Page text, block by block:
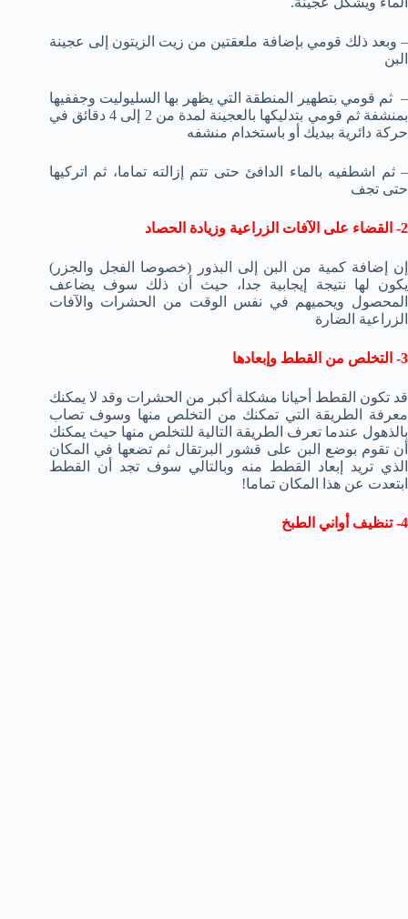
– وبعد ذلك قومي بإضافة ملعقتين من زيت الزيتون إلى عجينة
البن
– ثم قومي بتطهير المنطقة التي يظهر بها السليوليت وجففيها
بمنشفة ثم قومي بتدليكها بالعجينة لمدة من 2 إلى 4 دقائق في
حركة دائرية بيديك أو باستخدام منشفه
– ثم اشطفيه بالماء الدافئ حتى تتم إزالته تماما، ثم اتركيها
حتى تجف
2- القضاء على الآفات الزراعية وزيادة الحصاد
إن إضافة كمية من البن إلى البذور (خصوصا الفجل والجزر)
يكون لها نتيجة إيجابية جدا، حيث أن ذلك سوف يضاعف
المحصول ويحميهم في نفس الوقت من الحشرات والآفات
الزراعية الضارة
3- التخلص من القطط وإبعادها
قد تكون القطط أحيانا مشكلة أكبر من الحشرات وقد لا يمكنك
معرفة الطريقة التي تمكنك من التخلص منها وسوف تصاب
بالذهول عندما تعرف الطريقة التالية للتخلص منها حيث يمكنك
أن تقوم بوضع البن على قشور البرتقال ثم تضعها في المكان
الذي تريد إبعاد القطط منه وبالتالي سوف تجد أن القطط
ابتعدت عن هذا المكان تماما!
4- تنظيف أواني الطبخ